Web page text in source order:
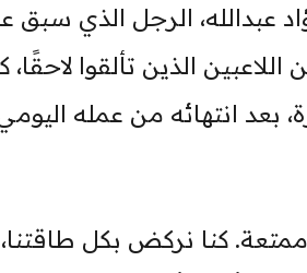
عبدالله، الرجل الذي سبق
الذين تألقوا لاحقًا،
بعد انتهائه من عمله
ممتعة. كنا نركض بكل